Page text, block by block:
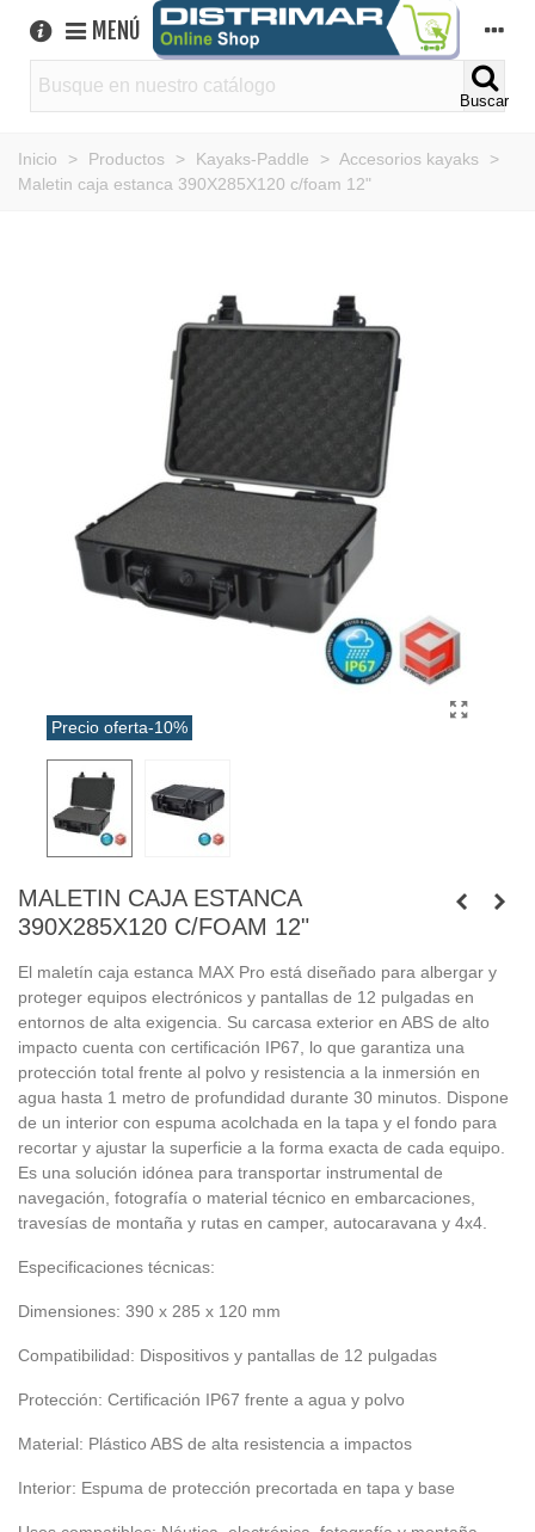
MENÚ
Buscar
Inicio > Productos > Kayaks-Paddle > Accesorios kayaks
>
Maletin caja estanca 390X285X120 c/foam 12"
Precio oferta-10%
MALETIN CAJA ESTANCA
390X285X120 C/FOAM 12"
El maletín caja estanca MAX Pro está diseñado para albergar y
proteger equipos electrónicos y pantallas de 12 pulgadas en
entornos de alta exigencia. Su carcasa exterior en ABS de alto
impacto cuenta con certificación IP67, lo que garantiza una
protección total frente al polvo y resistencia a la inmersión en
agua hasta 1 metro de profundidad durante 30 minutos. Dispone
de un interior con espuma acolchada en la tapa y el fondo para
recortar y ajustar la superficie a la forma exacta de cada equipo.
Es una solución idónea para transportar instrumental de
navegación, fotografía o material técnico en embarcaciones,
travesías de montaña y rutas en camper, autocaravana y 4x4.
Especificaciones técnicas:
Dimensiones: 390 x 285 x 120 mm
Compatibilidad: Dispositivos y pantallas de 12 pulgadas
Protección: Certificación IP67 frente a agua y polvo
Material: Plástico ABS de alta resistencia a impactos
Interior: Espuma de protección precortada en tapa y base